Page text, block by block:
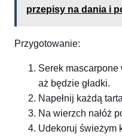
przepisy na dania i
Przygotowanie:
Serek mascarpone
aż będzie gładki.
Napełnij każdą
Na wierzch nałóż
Udekoruj świeżym